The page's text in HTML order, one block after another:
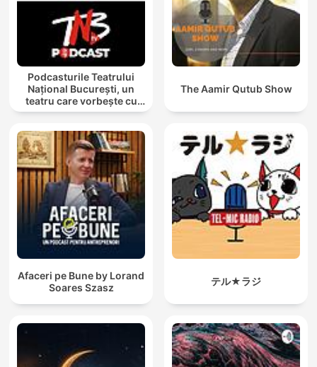
Podcasturile Teatrului
Național București, un
teatru care vorbește cu
tine
The Aamir Qutub Show
Afaceri pe Bune by Lorand
Soares Szasz
テル★ラジ